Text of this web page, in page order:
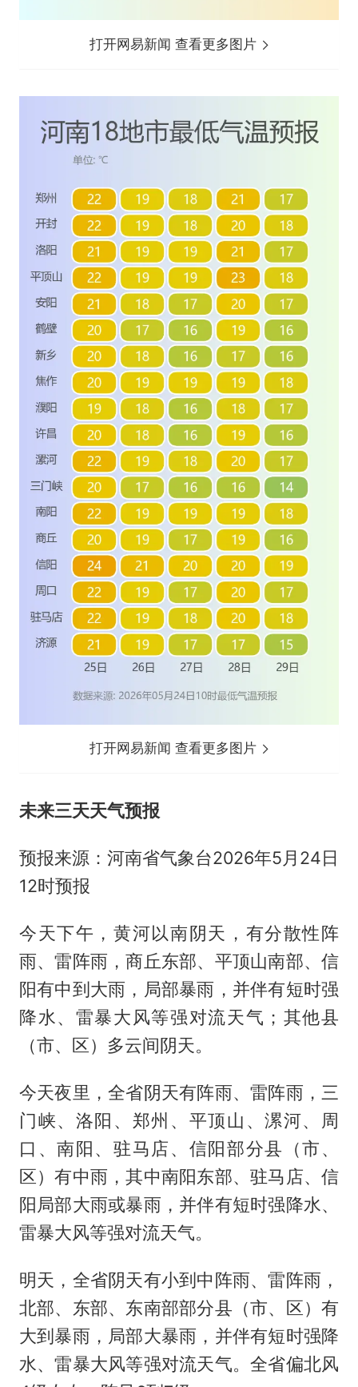
打开网易新闻 查看更多图片
打开网易新闻 查看更多图片
未来三天天气预报
预报来源：河南省气象台2026年5月24日
12时预报
今天下午，黄河以南阴天，有分散性阵
雨、雷阵雨，商丘东部、平顶山南部、信
阳有中到大雨，局部暴雨，并伴有短时强
降水、雷暴大风等强对流天气；其他县
（市、区）多云间阴天。
今天夜里，全省阴天有阵雨、雷阵雨，三
门峡、洛阳、郑州、平顶山、漯河、周
口、南阳、驻马店、信阳部分县（市、
区）有中雨，其中南阳东部、驻马店、信
阳局部大雨或暴雨，并伴有短时强降水、
雷暴大风等强对流天气。
明天，全省阴天有小到中阵雨、雷阵雨，
北部、东部、东南部部分县（市、区）有
大到暴雨，局部大暴雨，并伴有短时强降
水、雷暴大风等强对流天气。全省偏北风